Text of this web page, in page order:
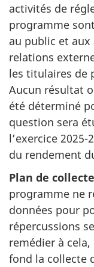
activités de
programme
au public et aux
relations
les titulaires de
Aucun résultat
été déterminé
question sera
l’exercice 2025-
du rendement
Plan de
programme ne
données pour
répercussions
remédier à
fond la collecte